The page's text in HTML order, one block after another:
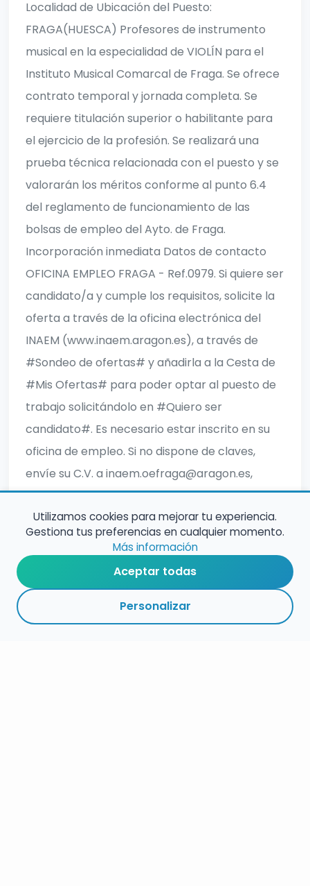
Localidad de Ubicación del Puesto:
FRAGA(HUESCA) Profesores de instrumento
musical en la especialidad de VIOLÍN para el
Instituto Musical Comarcal de Fraga. Se ofrece
contrato temporal y jornada completa. Se
requiere titulación superior o habilitante para
el ejercicio de la profesión. Se realizará una
prueba técnica relacionada con el puesto y se
valorarán los méritos conforme al punto 6.4
del reglamento de funcionamiento de las
bolsas de empleo del Ayto. de Fraga.
Incorporación inmediata Datos de contacto
OFICINA EMPLEO FRAGA - Ref.0979. Si quiere ser
candidato/a y cumple los requisitos, solicite la
oferta a través de la oficina electrónica del
INAEM (www.inaem.aragon.es), a través de
#Sondeo de ofertas# y añadirla a la Cesta de
#Mis Ofertas# para poder optar al puesto de
trabajo solicitándolo en #Quiero ser
candidato#. Es necesario estar inscrito en su
oficina de empleo. Si no dispone de claves,
envíe su C.V. a inaem.oefraga@aragon.es,
indicando su número de DNI y referencia de la
oferta. Esta oferta caduca en la fecha indicada.
RESUMEN PLAZOS ESPECIALIDAD ENLACES SEGUIR
Utilizamos cookies para mejorar tu experiencia.
Gestiona tus preferencias en cualquier momento.
Más información
Aceptar todas
Personalizar